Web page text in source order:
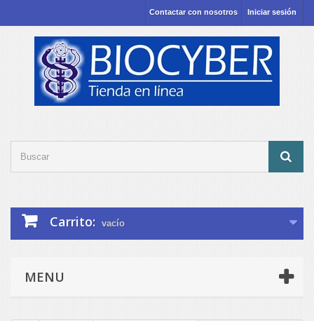
Iniciar sesión
Contactar con nosotros
Carrito: vacío
MENU